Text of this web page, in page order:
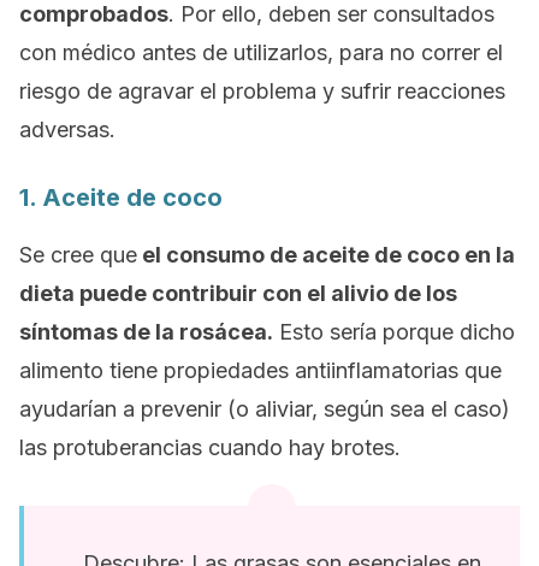
comprobados. Por ello, deben ser consultados
con médico antes de utilizarlos, para no correr el
riesgo de agravar el problema y sufrir reacciones
adversas.
1. Aceite de coco
Se cree que el consumo de aceite de coco en la
dieta puede contribuir con el alivio de los
síntomas de la rosácea. Esto sería porque dicho
alimento tiene propiedades antiinflamatorias que
ayudarían a prevenir (o aliviar, según sea el caso)
las protuberancias cuando hay brotes.